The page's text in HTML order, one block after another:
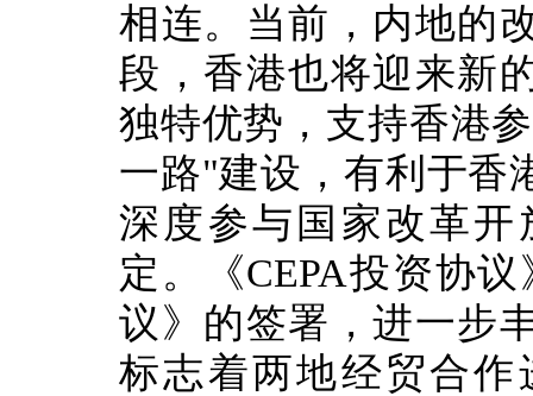
相连。当前，内地的
段，香港也将迎来新
独特优势，支持香港
一路"建设，有利于香
深度参与国家改革
定。《CEPA投资协
议》的签署，进一步
标志着两地经贸合